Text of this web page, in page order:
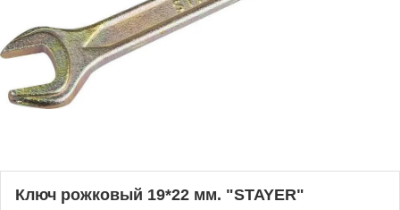
Ключ рожковый 19*22 мм. "STAYER"